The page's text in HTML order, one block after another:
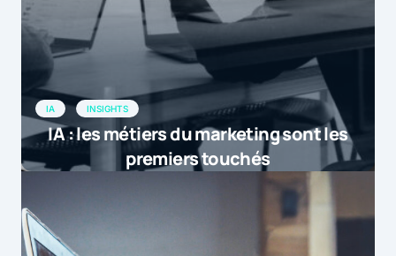
IA INSIGHTS
IA : les métiers du marketing sont les
premiers touchés